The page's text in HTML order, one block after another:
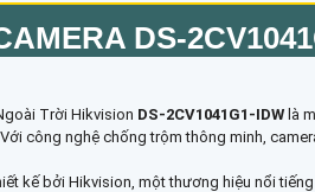
DS-
Trời Hikvision DS-2CV1041G1-IDW là
công nghệ chống trộm thông minh,
kế bởi Hikvision, một thương hiệu nổi